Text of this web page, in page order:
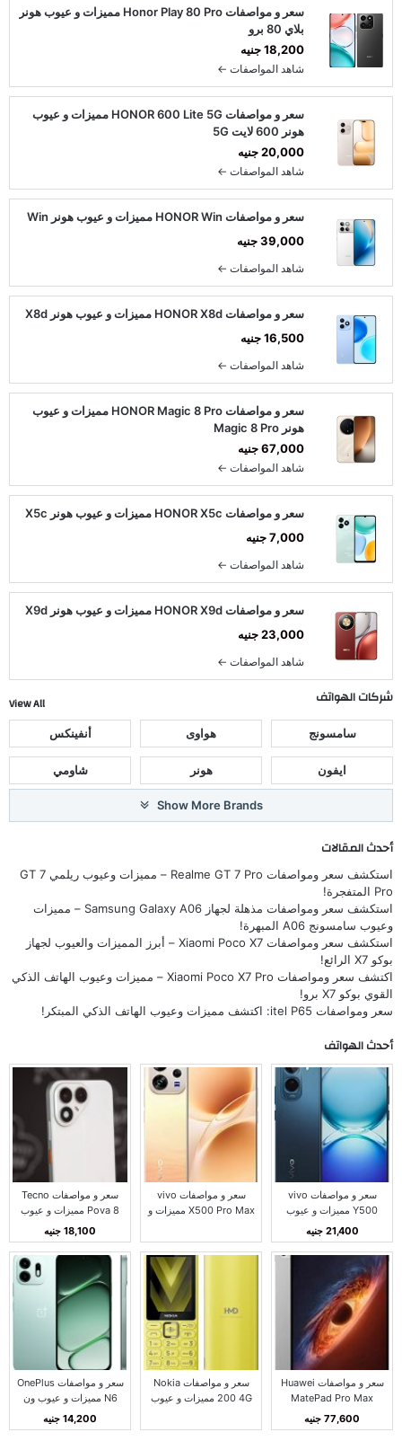
سعر و مواصفات Honor Play 80 Pro مميزات و عيوب هونر
بلاي 80 برو
18,200 جنيه
شاهد المواصفات ←
سعر و مواصفات HONOR 600 Lite 5G مميزات و عيوب
هونر 600 لايت 5G
20,000 جنيه
شاهد المواصفات ←
سعر و مواصفات HONOR Win مميزات و عيوب هونر Win
39,000 جنيه
شاهد المواصفات ←
سعر و مواصفات HONOR X8d مميزات و عيوب هونر X8d
16,500 جنيه
شاهد المواصفات ←
سعر و مواصفات HONOR Magic 8 Pro مميزات و عيوب
هونر Magic 8 Pro
67,000 جنيه
شاهد المواصفات ←
سعر و مواصفات HONOR X5c مميزات و عيوب هونر X5c
7,000 جنيه
شاهد المواصفات ←
سعر و مواصفات HONOR X9d مميزات و عيوب هونر X9d
23,000 جنيه
شاهد المواصفات ←
شركات الهواتف View All
سامسونج هواوى أنفينكس
ايفون هونر شاومي
Show More Brands
أحدث المقالات
استكشف سعر ومواصفات Realme GT 7 Pro – مميزات وعيوب ريلمي GT 7
Pro المتفجرة!
استكشف سعر ومواصفات مذهلة لجهاز Samsung Galaxy A06 – مميزات
وعيوب سامسونج A06 المبهرة!
استكشف سعر ومواصفات Xiaomi Poco X7 – أبرز المميزات والعيوب لجهاز
بوكو X7 الرائع!
اكتشف سعر ومواصفات Xiaomi Poco X7 Pro – مميزات وعيوب الهاتف الذكي
القوي بوكو X7 برو!
سعر ومواصفات itel P65: اكتشف مميزات وعيوب الهاتف الذكي المبتكر!
أحدث الهواتف
سعر و مواصفات vivo
Y500 مميزات و عيوب
فيفو Y500
21,400 جنيه
سعر و مواصفات vivo
X500 Pro Max مميزات و
ماكس
سعر و مواصفات Tecno
Pova 8 مميزات و عيوب
تكنو بوفا 8
18,100 جنيه
سعر و مواصفات Huawei
MatePad Pro Max
مميزات و عيوب هواوي
MatePad Pro Max
77,600 جنيه
سعر و مواصفات Nokia
200 4G مميزات و عيوب
سعر و مواصفات OnePlus
N6 مميزات و عيوب ون
بلس N6
14,200 جنيه